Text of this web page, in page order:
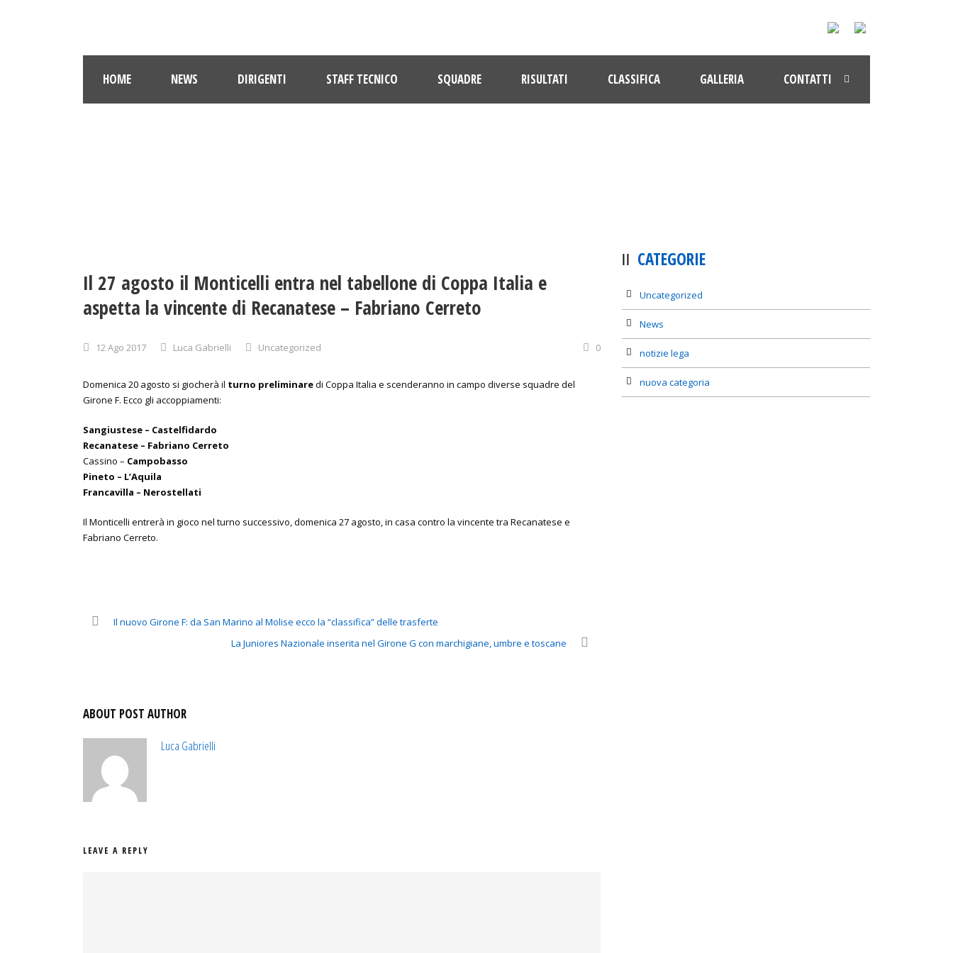
HOME NEWS DIRIGENTI STAFF TECNICO SQUADRE RISULTATI CLASSIFICA GALLERIA CONTATTI
Il 27 agosto il Monticelli entra nel tabellone di Coppa Italia e
aspetta la vincente di Recanatese – Fabriano Cerreto
12 Ago 2017 Luca Gabrielli Uncategorized 0
Domenica 20 agosto si giocherà il turno preliminaredi Coppa Italia e scenderanno in campo diverse squadre del
Girone F. Ecco gli accoppiamenti:
Sangiustese – Castelfidardo
Recanatese – Fabriano Cerreto
Cassino – Campobasso
Pineto – L’Aquila
Francavilla – Nerostellati
Il Monticelli entrerà in gioco nel turno successivo, domenica 27 agosto, in casa contro la vincente tra Recanatese e
Fabriano Cerreto.
Il nuovo Girone F: da San Marino al Molise ecco la “classifica” delle trasferte
La Juniores Nazionale inserita nel Girone G con marchigiane, umbre e toscane
ABOUT POST AUTHOR
Luca Gabrielli
LEAVE A REPLY
CATEGORIE
Uncategorized
News
notizie lega
nuova categoria